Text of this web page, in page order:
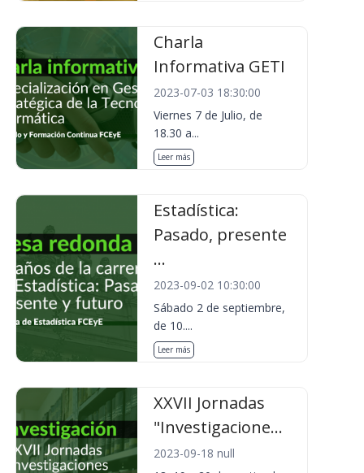
Charla
Informativa GETI
2023-07-03 18:30:00
Viernes 7 de Julio, de
18.30 a...
Leer más
Estadística:
Pasado, presente
...
2023-09-02 10:30:00
Sábado 2 de septiembre,
de 10....
Leer más
XXVII Jornadas
"Investigacione...
2023-09-18 null